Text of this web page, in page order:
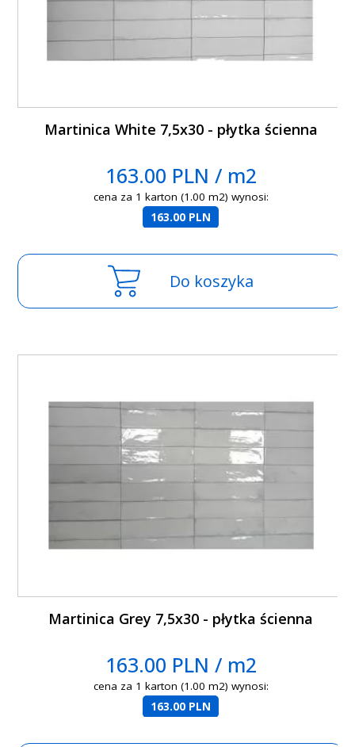
Martinica White 7,5x30 - płytka ścienna
163.00 PLN / m2
cena za 1 karton (1.00 m2) wynosi:
163.00 PLN
Do koszyka
Martinica Grey 7,5x30 - płytka ścienna
163.00 PLN / m2
cena za 1 karton (1.00 m2) wynosi:
163.00 PLN